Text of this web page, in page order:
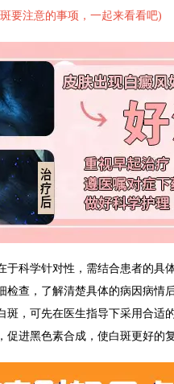
要注意的事项，一起来看看吧)
学针对性，需结合患者的具体
检查，了解清楚具体的病因病情
斑，可先在医生指导下采用合适
进黑色素合成，使白斑更好的复